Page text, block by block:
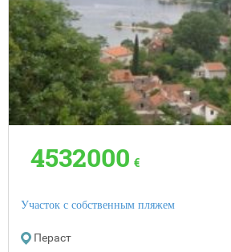
4532000 €
Участок с собственным пляжем
Пераст